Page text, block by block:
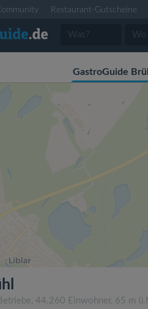
Restaurant-Gutscheine
GastroGuide
44.260 Einwohner, 65 m